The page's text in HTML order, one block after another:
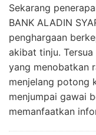
Sekarang
BANK ALADIN
penghargaan
akibat tinju.
yang menobatkan
menjelang potong
menjumpai gawai
memanfaatkan